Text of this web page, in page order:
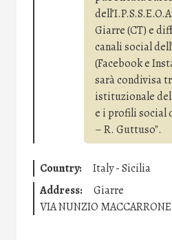
Giarre (CT) e
canali social
(Facebook e
sarà condivisa
istituzionale
e i profili social
– R. Guttuso".
Country:
Italy - Sicilia
Address:
Giarre
VIA NUNZIO MACCARRONE